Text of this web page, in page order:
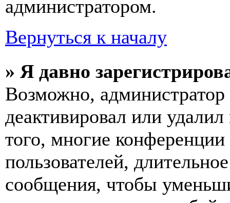
администратором.
Вернуться к началу
» Я давно
Возможно,
деактивировал или
того, многие
пользователей,
сообщения, чтобы